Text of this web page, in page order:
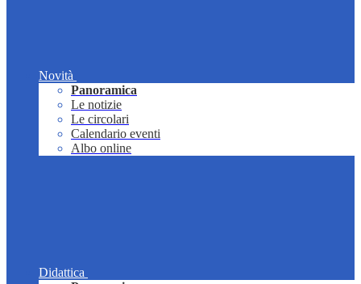
Novità
Panoramica
Le notizie
Le circolari
Calendario eventi
Albo online
Didattica